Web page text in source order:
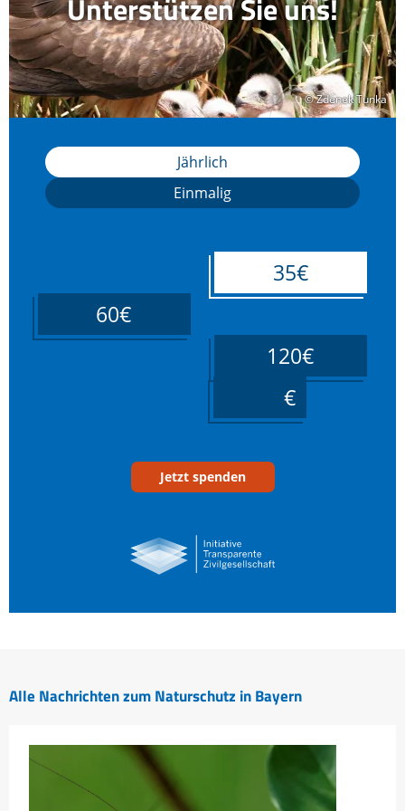
© Zdenek Tunka
© Zdenek Tunka
Unterstützen Sie uns!
Jährlich
Einmalig
35€
60€
120€
Jetzt spenden
Alle Nachrichten zum Naturschutz in Bayern